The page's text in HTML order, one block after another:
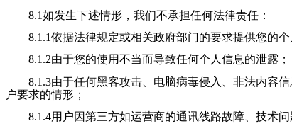
8.1如发生下述情形， 我们不承担任何法律责任：
8.1.1依据法律规定或相关政府部门的要求提供您的个
8.1.2由于您的使用不当而导致任何个人信息的泄露；
8.1.3由于任何黑客攻击、电脑病毒侵入、非法内容信
户要求的情形；
8.1.4用户因第三方如运营商的通讯线路故障、技术问